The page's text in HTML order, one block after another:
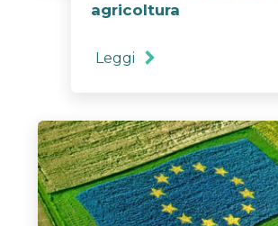
agricoltura
Leggi